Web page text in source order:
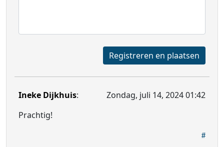
Registreren en plaatsen
Ineke Dijkhuis:
Zondag, juli 14, 2024 01:42
Prachtig!